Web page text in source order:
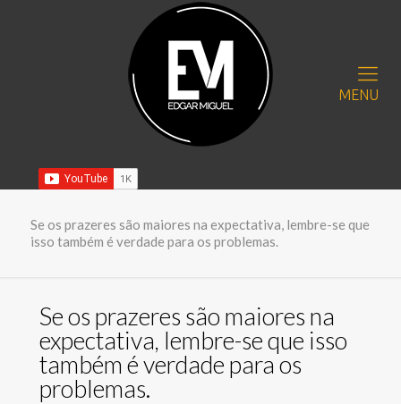
MENU
Se os prazeres são maiores na expectativa, lembre-se que
isso também é verdade para os problemas.
Se os prazeres são maiores na
expectativa, lembre-se que isso
também é verdade para os
problemas.